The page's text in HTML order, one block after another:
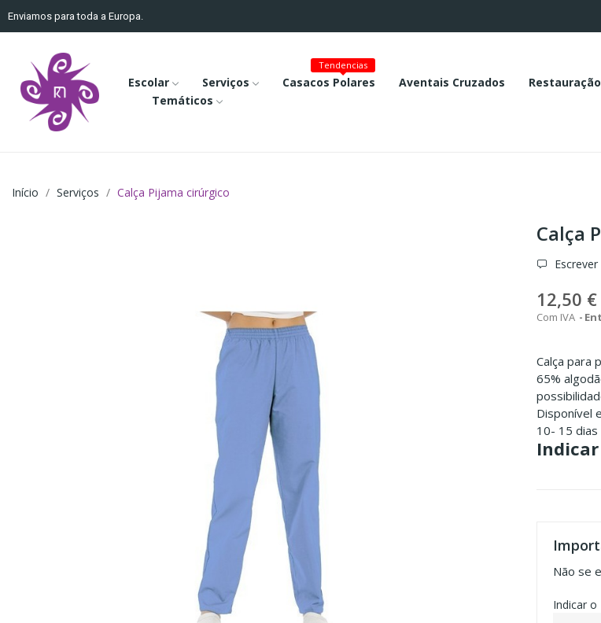
Enviamos para toda a Europa.
Escolar Serviços Casacos Polares
Tendencias
Aventais Cruzados Restauração
Temáticos
Início Serviços Calça Pijama cirúrgico
Calça
12,50 €
Com IVA
Calça para
65%
Disponível
10- 15 dias
Indicar
Não se
Indicar o